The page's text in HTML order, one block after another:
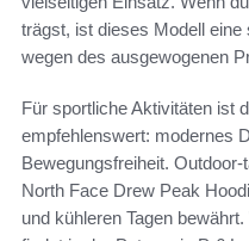
trägst, ist dieses Modell
wegen des ausgewogenen
Für sportliche Aktivitäten ist
empfehlenswert: modernes
Bewegungsfreiheit.
North Face Drew Peak
und kühleren Tagen